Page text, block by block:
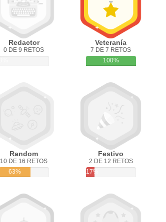
Redactor
0 DE 9 RETOS
Veteranía
7 DE 7 RETOS
100%
Random
10 DE 16 RETOS
63%
Festivo
2 DE 12 RETOS
17%